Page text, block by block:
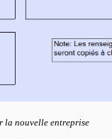
la nouvelle entreprise